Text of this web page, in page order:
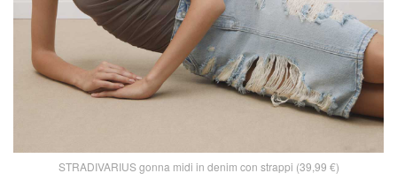
STRADIVARIUS gonna midi in denim con strappi (39,99 €)